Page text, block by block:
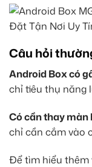
Câu hỏi
Android Box có
chỉ tiêu thụ năng
Có cần thay màn
chỉ cần cắm vào
Để tìm hiểu thêm